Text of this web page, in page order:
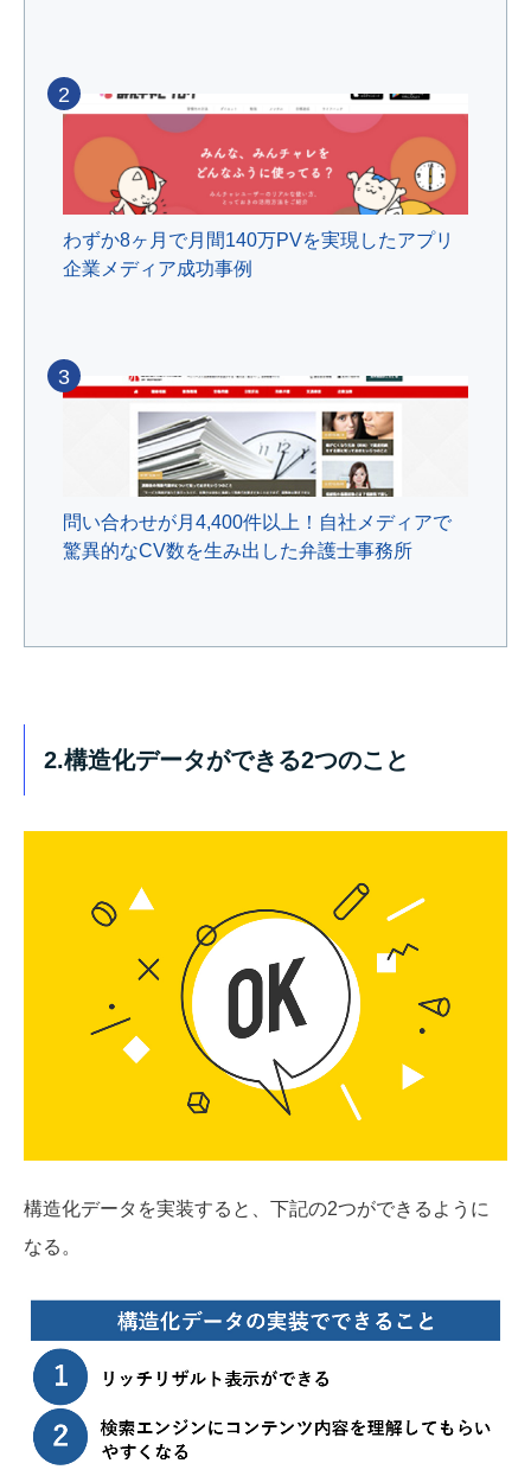
わずか8ヶ月で月間140万PVを実現したアプリ
企業メディア成功事例
2
問い合わせが月4,400件以上！自社メディアで
驚異的なCV数を生み出した弁護士事務所
3
2.構造化データができる2つのこと
構造化データを実装すると、下記の2つができるように
なる。